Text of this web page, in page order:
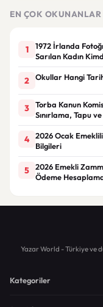
EN ÇOK OKUNANLAR
1
1972 İrlanda
Sarılan Kadın
2 Okullar Hangi
3
Torba Kanun
Sınırlama, Tapu
4
2026 Ocak
Bilgileri
5
2026 Emekli
Ödeme
Yazar World - Türkiye ve
Kategoriler